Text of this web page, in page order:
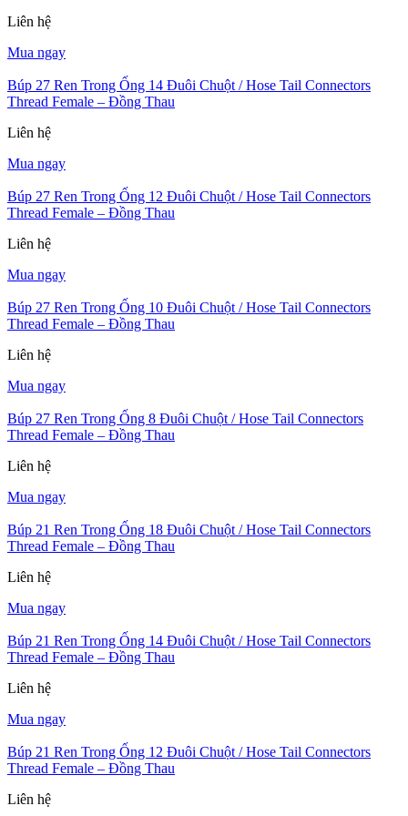
Liên hệ
Mua ngay
Búp 27 Ren Trong Ống 14 Đuôi Chuột / Hose Tail Connectors
Thread Female – Đồng Thau
Liên hệ
Mua ngay
Búp 27 Ren Trong Ống 12 Đuôi Chuột / Hose Tail Connectors
Thread Female – Đồng Thau
Liên hệ
Mua ngay
Búp 27 Ren Trong Ống 10 Đuôi Chuột / Hose Tail Connectors
Thread Female – Đồng Thau
Liên hệ
Mua ngay
Búp 27 Ren Trong Ống 8 Đuôi Chuột / Hose Tail Connectors
Thread Female – Đồng Thau
Liên hệ
Mua ngay
Búp 21 Ren Trong Ống 18 Đuôi Chuột / Hose Tail Connectors
Thread Female – Đồng Thau
Liên hệ
Mua ngay
Búp 21 Ren Trong Ống 14 Đuôi Chuột / Hose Tail Connectors
Thread Female – Đồng Thau
Liên hệ
Mua ngay
Búp 21 Ren Trong Ống 12 Đuôi Chuột / Hose Tail Connectors
Thread Female – Đồng Thau
Liên hệ